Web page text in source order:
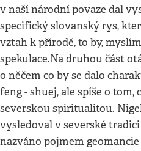
v naší národní povaze dal
specifický slovanský rys,
vztah k přírodě, to by,
spekulace.Na druhou část
o něčem co by se dalo
feng - shuej, ale spíše o tom,
severskou spiritualitou.
vysledoval v severské
nazváno pojmem